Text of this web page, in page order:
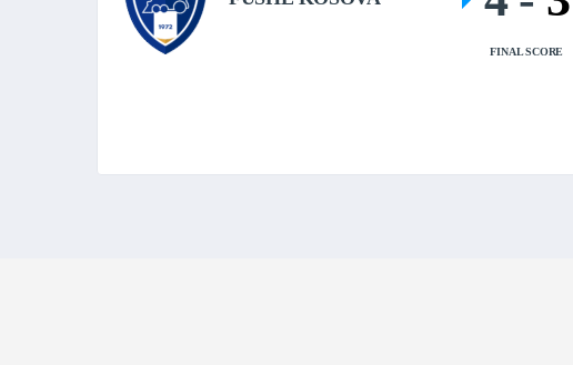
FINAL SCORE